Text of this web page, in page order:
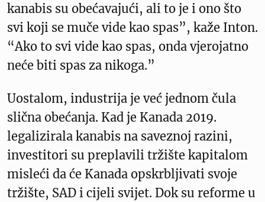
kanabis su obećavajući, ali to je i ono što
svi koji se muče vide kao spas”, kaže Inton.
“Ako to svi vide kao spas, onda vjerojatno
neće biti spas za nikoga.”
Uostalom, industrija je već jednom čula
slična obećanja. Kad je Kanada 2019.
legalizirala kanabis na saveznoj razini,
investitori su preplavili tržište kapitalom
misleći da će Kanada opskrbljivati svoje
tržište, SAD i cijeli svijet. Dok su reforme u